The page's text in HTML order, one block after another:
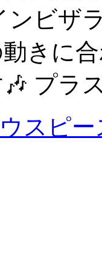
ンビザ
きに
🎶 プラ
スピー